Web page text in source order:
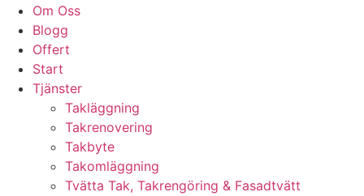
Om Oss
Blogg
Offert
Start
Tjänster
Takläggning
Takrenovering
Takbyte
Takomläggning
Tvätta Tak, Takrengöring & Fasadtvätt